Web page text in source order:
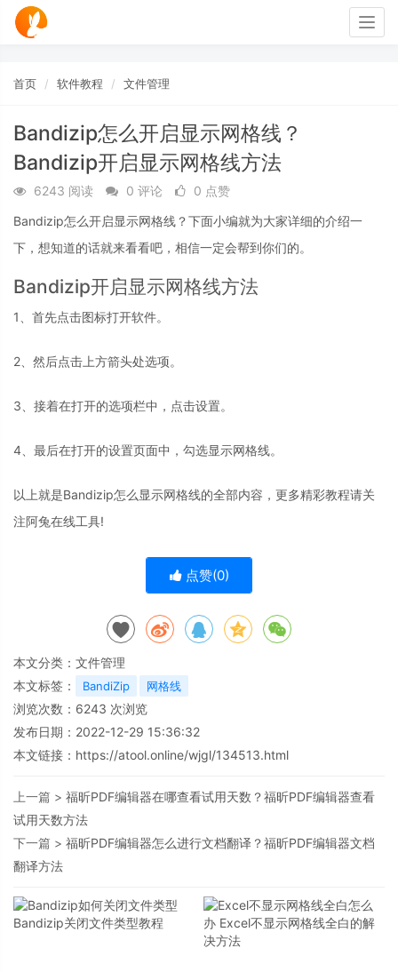
首页 软件教程 文件管理
Bandizip怎么开启显示网格线？
Bandizip开启显示网格线方法
6243 阅读 0 评论
0 点赞
Bandizip怎么开启显示网格线？下面小编就为大家详细的介绍一
下，想知道的话就来看看吧，相信一定会帮到你们的。
Bandizip开启显示网格线方法
1、首先点击图标打开软件。
2、然后点击上方箭头处选项。
3、接着在打开的选项栏中，点击设置。
4、最后在打开的设置页面中，勾选显示网格线。
以上就是Bandizip怎么显示网格线的全部内容，更多精彩教程请关
注阿兔在线工具!
点赞(0)
本文分类： 文件管理
本文标签：
BandiZip 网格线
浏览次数： 6243 次浏览
发布日期：2022-12-29 15:36:32
本文链接： https://atool.online/wjgl/134513.html
上一篇 > 福昕PDF编辑器在哪查看试用天数？福昕PDF编辑器查看
试用天数方法
下一篇 > 福昕PDF编辑器怎么进行文档翻译？福昕PDF编辑器文档
翻译方法